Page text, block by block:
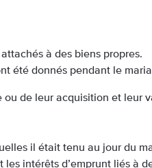
à des biens propres.
été donnés pendant le
ou de leur acquisition et leur
il était tenu au jour du
intérêts d’emprunt liés à